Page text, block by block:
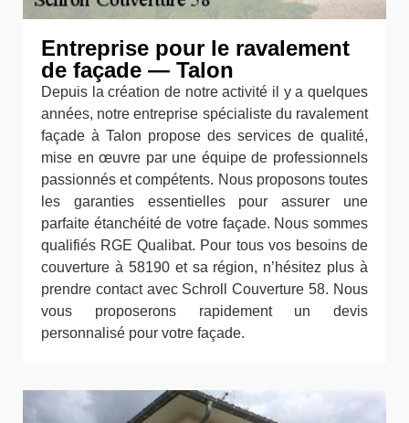
Entreprise pour le ravalement
de façade — Talon
Depuis la création de notre activité il y a quelques
années, notre entreprise spécialiste du ravalement
façade à Talon propose des services de qualité,
mise en œuvre par une équipe de professionnels
passionnés et compétents. Nous proposons toutes
les garanties essentielles pour assurer une
parfaite étanchéité de votre façade. Nous sommes
qualifiés RGE Qualibat. Pour tous vos besoins de
couverture à 58190 et sa région, n’hésitez plus à
prendre contact avec Schroll Couverture 58. Nous
vous proposerons rapidement un devis
personnalisé pour votre façade.